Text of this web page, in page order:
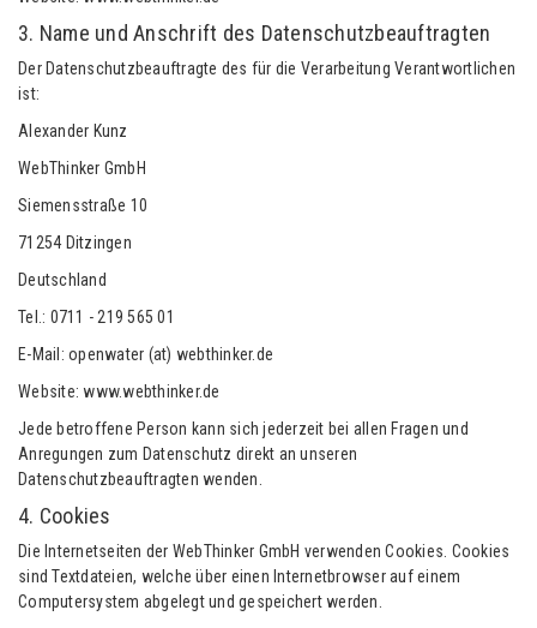
3. Name und Anschrift des Datenschutzbeauftragten
Der Datenschutzbeauftragte des für die Verarbeitung Verantwortlichen
ist:
Alexander Kunz
WebThinker GmbH
Siemensstraße 10
71254 Ditzingen
Deutschland
Tel.: 0711 - 219 565 01
E-Mail: openwater (at) webthinker.de
Website: www.webthinker.de
Jede betroffene Person kann sich jederzeit bei allen Fragen und
Anregungen zum Datenschutz direkt an unseren
Datenschutzbeauftragten wenden.
4. Cookies
Die Internetseiten der WebThinker GmbH verwenden Cookies. Cookies
sind Textdateien, welche über einen Internetbrowser auf einem
Computersystem abgelegt und gespeichert werden.